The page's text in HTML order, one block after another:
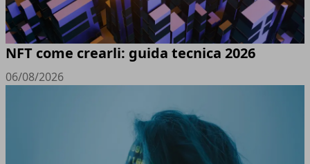
NFT come crearli: guida tecnica 2026
06/08/2026